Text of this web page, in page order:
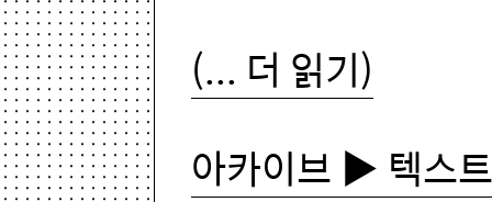
(... 더 읽기)
아카이브 ▶ 텍스트